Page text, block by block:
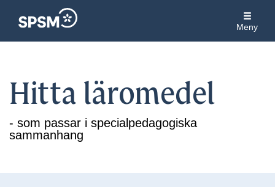
Meny
Hitta läromedel
- som passar i specialpedagogiska
sammanhang